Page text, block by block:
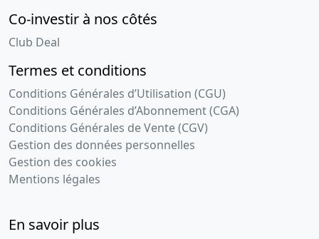
Co-investir à nos côtés
Club Deal
Termes et conditions
Conditions Générales d’Utilisation (CGU)
Conditions Générales d’Abonnement (CGA)
Conditions Générales de Vente (CGV)
Gestion des données personnelles
Gestion des cookies
Mentions légales
En savoir plus